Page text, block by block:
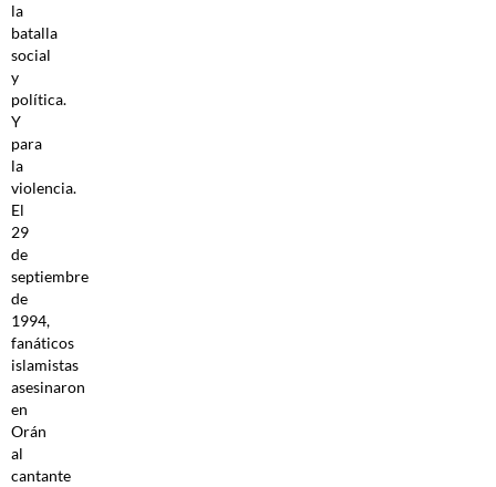
la
batalla
social
y
política.
Y
para
la
violencia.
El
29
de
septiembre
de
1994,
fanáticos
islamistas
asesinaron
en
Orán
al
cantante